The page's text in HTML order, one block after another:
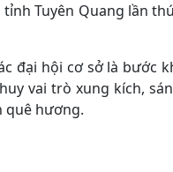
tỉnh Tuyên Quang lần
đại hội cơ sở là bước
vai trò xung kích,
quê hương.